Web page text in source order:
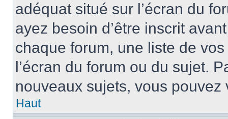
adéquat situé sur l’écran du
ayez besoin d’être inscrit
chaque forum, une liste de
l’écran du forum ou du sujet.
nouveaux sujets, vous
Haut